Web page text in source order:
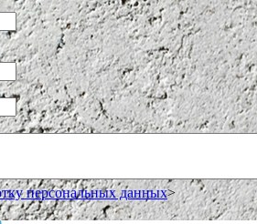
персональных данных>